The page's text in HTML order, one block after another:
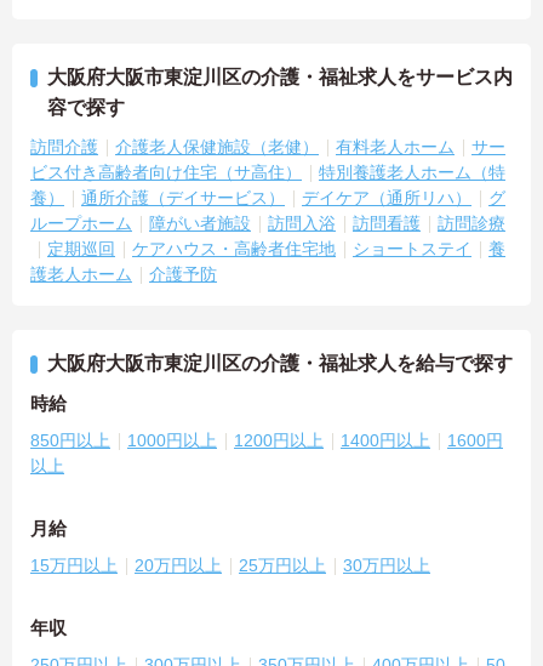
大阪府大阪市東淀川区の介護・福祉求人をサービス内
容で探す
訪問介護 介護老人保健施設（老健） 有料老人ホーム
サー
ビス付き高齢者向け住宅（サ高住）
特別養護老人ホーム（特
養）
通所介護（デイサービス） デイケア（通所リハ）
グ
ループホーム
障がい者施設 訪問入浴 訪問看護
訪問診療
定期巡回
ケアハウス・高齢者住宅地 ショートステイ
養
護老人ホーム
介護予防
大阪府大阪市東淀川区の介護・福祉求人を給与で探す
時給
850円以上 1000円以上 1200円以上 1400円以上
1600円
以上
月給
15万円以上 20万円以上 25万円以上 30万円以上
年収